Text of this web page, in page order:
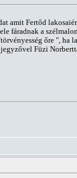
amit Fertőd
fáradnak a
őre ", ha
Füzi